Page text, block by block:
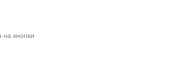
на кнопки